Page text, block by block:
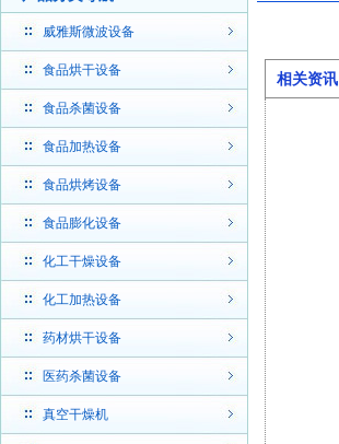
威雅斯微波设备
食品烘干设备
食品杀菌设备
食品加热设备
食品烘烤设备
食品膨化设备
化工干燥设备
化工加热设备
药材烘干设备
医药杀菌设备
真空干燥机
相关资讯